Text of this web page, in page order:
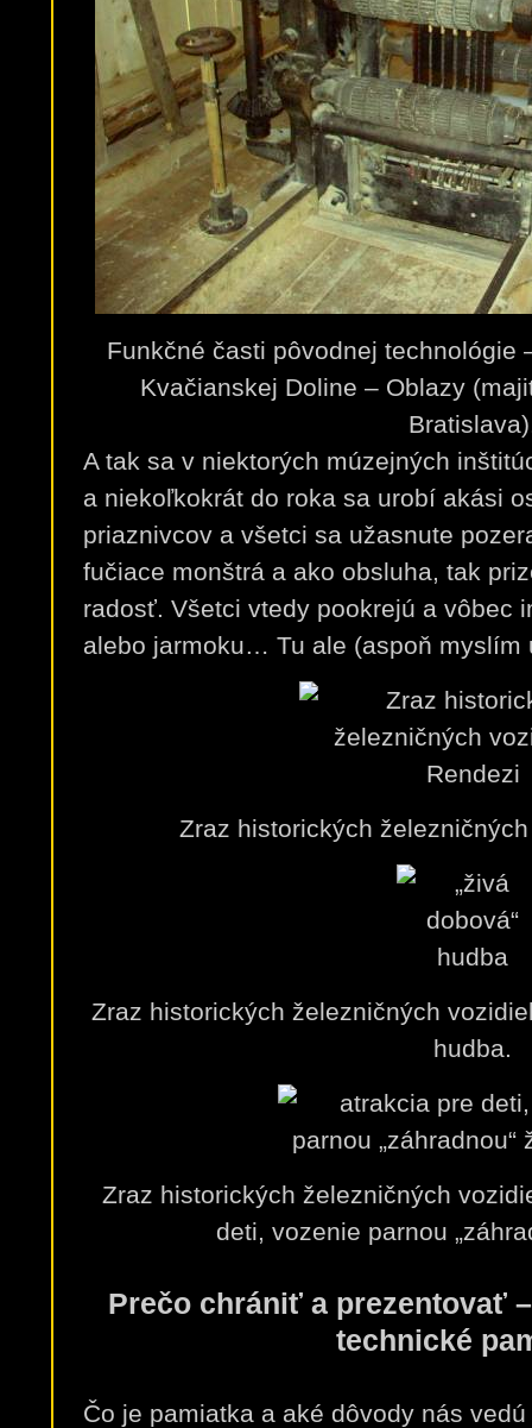
Funkčné časti pôvodnej technológie
Kvačianskej Doline – Oblazy
A tak sa v niektorých múzejných
a niekoľkokrát do roka sa urobí akási
priaznivcov a všetci sa užasnute
fučiace monštrá a ako obsluha, tak
radosť. Všetci vtedy pookrejú a vôbec
alebo jarmoku… Tu ale (aspoň myslím
Zraz historických
Zraz historických železničných
hudba.
Zraz historických železničných
deti, vozenie parnou
Prečo chrániť a prezentovať
technické
Čo je pamiatka a aké dôvody nás